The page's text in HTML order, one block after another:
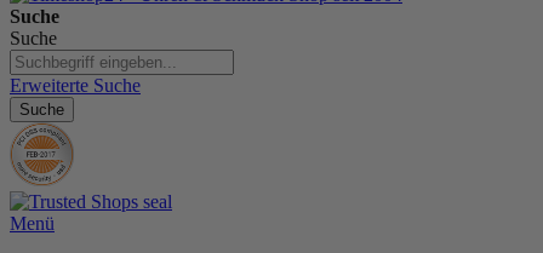
Suche
Suche
Erweiterte Suche
Suche
Menü